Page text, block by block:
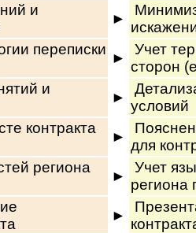
и
►
переписки
►
Учет
сторон
и
►
условий
контракта
►
для
региона
►
Учет
региона
►